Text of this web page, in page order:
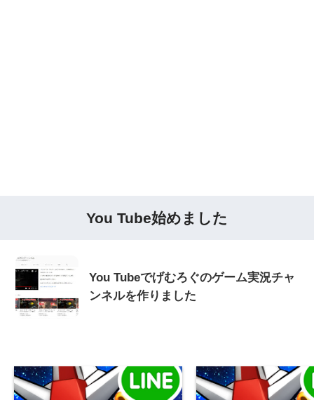
You Tube始めました
You Tubeでげむろぐのゲーム実況チャ
ンネルを作りました